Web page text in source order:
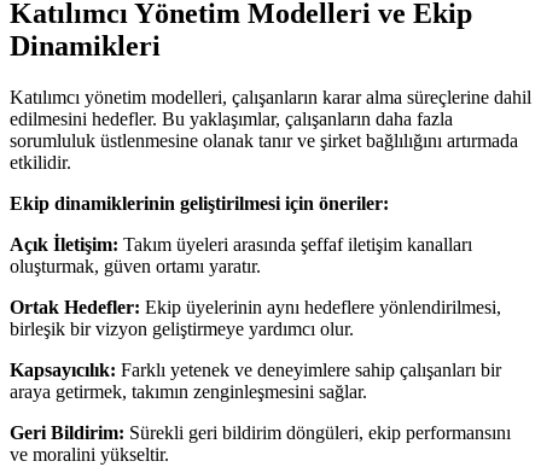
Katılımcı Yönetim Modelleri ve Ekip
Dinamikleri
Katılımcı yönetim modelleri, çalışanların karar alma süreçlerine dahil
edilmesini hedefler. Bu yaklaşımlar, çalışanların daha fazla
sorumluluk üstlenmesine olanak tanır ve şirket bağlılığını artırmada
etkilidir.
Ekip dinamiklerinin geliştirilmesi için öneriler:
Açık İletişim: Takım üyeleri arasında şeffaf iletişim kanalları
oluşturmak, güven ortamı yaratır.
Ortak Hedefler: Ekip üyelerinin aynı hedeflere yönlendirilmesi,
birleşik bir vizyon geliştirmeye yardımcı olur.
Kapsayıcılık: Farklı yetenek ve deneyimlere sahip çalışanları bir
araya getirmek, takımın zenginleşmesini sağlar.
Geri Bildirim: Sürekli geri bildirim döngüleri, ekip performansını
ve moralini yükseltir.